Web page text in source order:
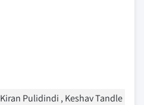
Kiran Pulidindi , Keshav Tandle